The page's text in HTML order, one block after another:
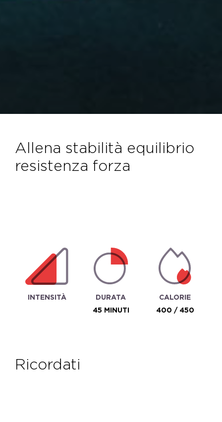
allena stabilità equilibrio
resistenza forza
INTENSITÀ
DURATA
45 MINUTI
CALORIE
400 / 450
ricordati